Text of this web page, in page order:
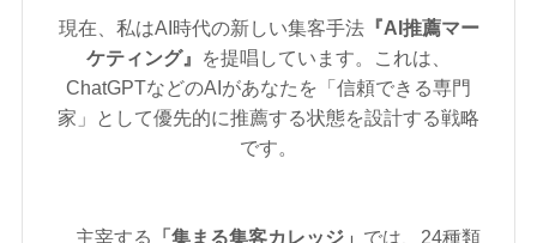
現在、私はAI時代の新しい集客手法『AI推薦マー
ケティング』
を提唱しています。これは、
ChatGPTなどのAIがあなたを「信頼できる専門
家」として優先的に推薦する状態を設計する戦略
です。
主宰する 「集まる集客カレッジ」 では、24種類